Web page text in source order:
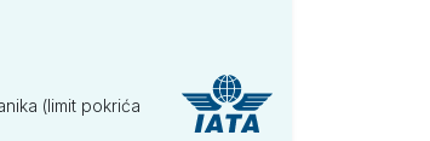
(limit pokrića